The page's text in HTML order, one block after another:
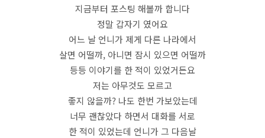
지금부터 포스팅 해볼까 합니다
정말 갑자기 였어요
어느 날 언니가 제게 다른 나라에서
살면 어떨까, 아니면 잠시 있으면 어떨까
등등 이야기를 한 적이 있었거든요
저는 아무것도 모르고
좋지 않을까? 나도 한번 가보았는데
너무 괜찮았다 하면서 대화를 서로
한 적이 있었는데 언니가 그 다음날